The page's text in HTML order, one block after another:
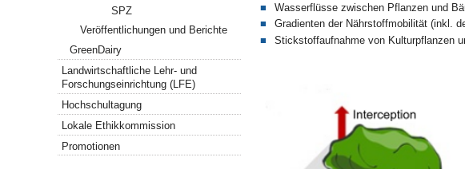
Wasserflüsse zwischen Pflanzen und
Gradienten der Nährstoffmobilität (inkl.
Stickstoffaufnahme von Kulturpflanzen
SPZ
Veröffentlichungen und Berichte
GreenDairy
Landwirtschaftliche Lehr- und
Forschungseinrichtung (LFE)
Hochschultagung
Lokale Ethikkommission
Promotionen